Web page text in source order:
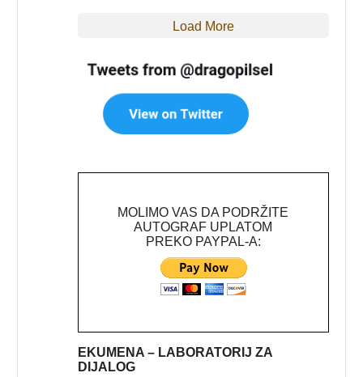
Load More
MOLIMO VAS DA PODRŽITE
AUTOGRAF UPLATOM
PREKO PAYPAL-A:
EKUMENA – LABORATORIJ ZA
DIJALOG